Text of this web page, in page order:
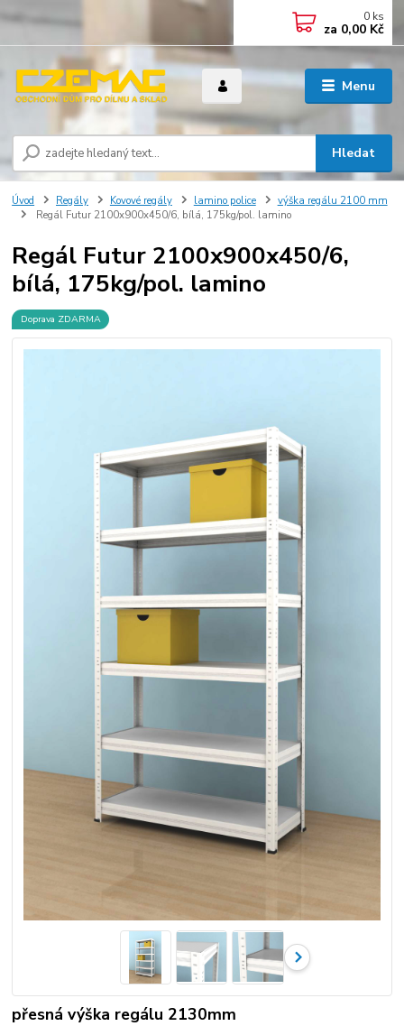
Menu
Hledat
0 ks
za 0,00 Kč
Úvod Regály Kovové regály lamino police
výška regálu 2100 mm
Regál Futur 2100x900x450/6, bílá, 175kg/pol. lamino
Regál Futur 2100x900x450/6,
bílá, 175kg/pol. lamino
Doprava ZDARMA
přesná výška regálu 2130mm